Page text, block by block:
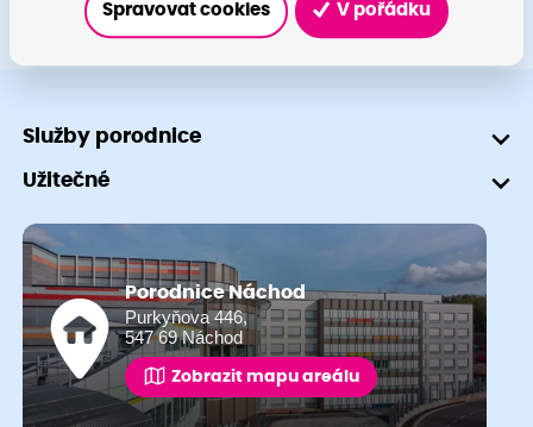
Služby porodnice
Užitečné
Porodnice Náchod
Purkyňova 446,
547 69 Náchod
Zobrazit mapu areálu
Spravovat cookies V pořádku